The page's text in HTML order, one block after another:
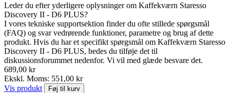
Leder du efter yderligere oplysninger om Kaffekværn Staresso
Discovery II - D6 PLUS?
I vores tekniske supportsektion finder du ofte stillede spørgsmål
(FAQ) og svar vedrørende funktioner, parametre og brug af dette
produkt. Hvis du har et specifikt spørgsmål om Kaffekværn Staresso
Discovery II - D6 PLUS, bedes du tilføje det til
diskussionsforummet nedenfor. Vi vil med glæde besvare det.
689,00 kr
Ekskl. Moms: 551,00 kr
Vis produkt
Føj til kurv